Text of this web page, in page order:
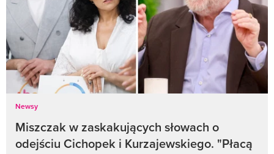
Newsy
Miszczak w zaskakujących słowach o
odejściu Cichopek i Kurzajewskiego. "Płacą